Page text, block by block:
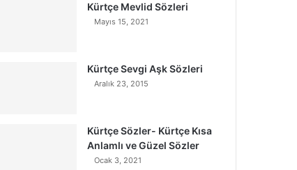
Kürtçe Mevlid Sözleri
Mayıs 15, 2021
Kürtçe Sevgi Aşk Sözleri
Aralık 23, 2015
Kürtçe Sözler- Kürtçe Kısa
Anlamlı ve Güzel Sözler
Ocak 3, 2021